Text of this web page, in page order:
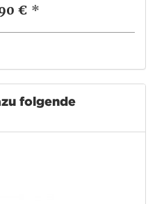
€ *
folgende